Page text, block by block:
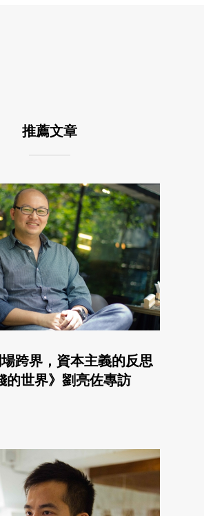
推薦文章
跨界，資本主義的反思
的世界》劉亮佐專訪